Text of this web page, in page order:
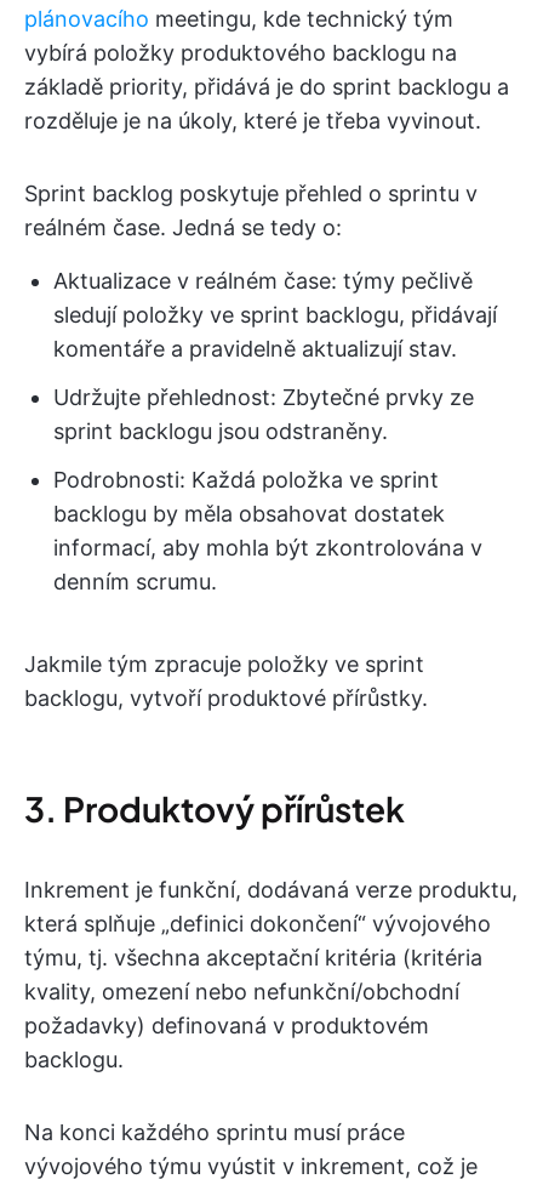
plánovacího meetingu, kde technický tým
vybírá položky produktového backlogu na
základě priority, přidává je do sprint backlogu a
rozděluje je na úkoly, které je třeba vyvinout.
Sprint backlog poskytuje přehled o sprintu v
reálném čase. Jedná se tedy o:
Aktualizace v reálném čase: týmy pečlivě
sledují položky ve sprint backlogu, přidávají
komentáře a pravidelně aktualizují stav.
Udržujte přehlednost: Zbytečné prvky ze
sprint backlogu jsou odstraněny.
Podrobnosti: Každá položka ve sprint
backlogu by měla obsahovat dostatek
informací, aby mohla být zkontrolována v
denním scrumu.
Jakmile tým zpracuje položky ve sprint
backlogu, vytvoří produktové přírůstky.
3. Produktový přírůstek
Inkrement je funkční, dodávaná verze produktu,
která splňuje „definici dokončení“ vývojového
týmu, tj. všechna akceptační kritéria (kritéria
kvality, omezení nebo nefunkční/obchodní
požadavky) definovaná v produktovém
backlogu.
Na konci každého sprintu musí práce
vývojového týmu vyústit v inkrement, což je